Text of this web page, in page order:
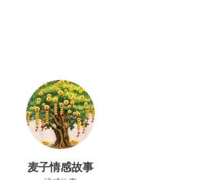
麦子情感故事